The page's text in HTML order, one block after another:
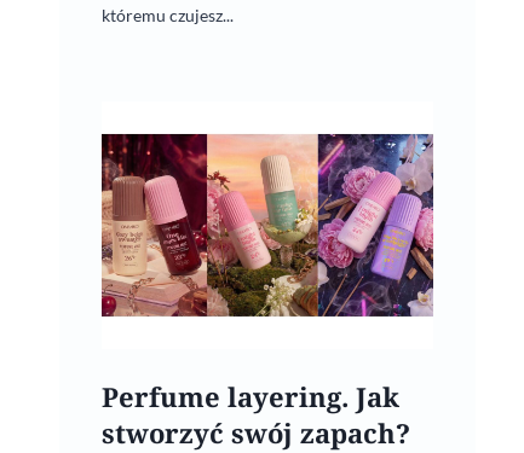
któremu czujesz...
Perfume layering. Jak
stworzyć swój zapach?